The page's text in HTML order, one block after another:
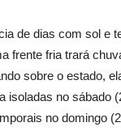
de dias com sol e
frente fria trará
sobre o estado,
isoladas no sábado
no domingo